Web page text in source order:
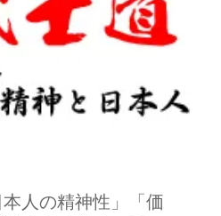
本人の精神性」「価